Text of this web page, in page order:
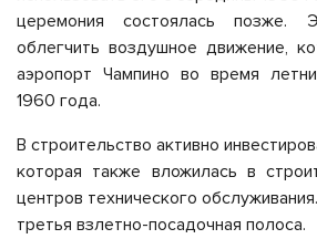
церемония состоялась
облегчить воздушное движение,
аэропорт Чампино во время
1960 года.
В строительство активно
которая также вложилась в
центров технического
третья взлетно-посадочная полоса.